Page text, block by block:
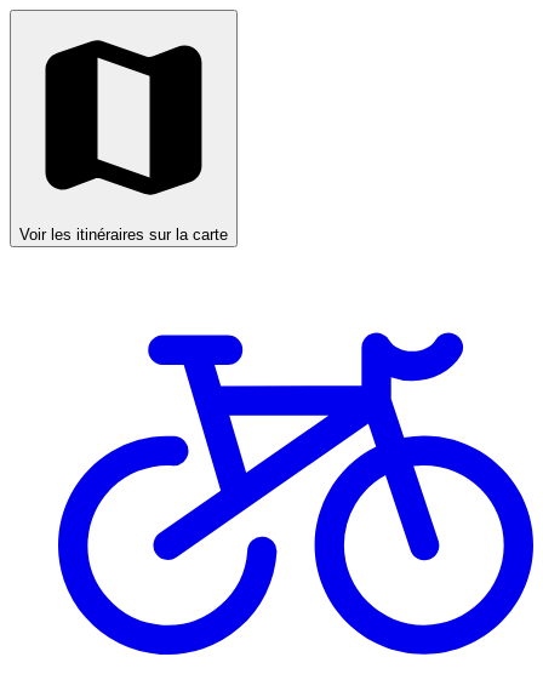
Voir les itinéraires sur la carte